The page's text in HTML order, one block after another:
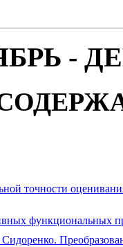
-
точности
функциональных